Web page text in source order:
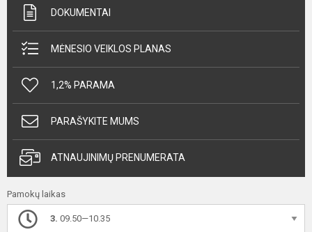
DOKUMENTAI
MĖNESIO VEIKLOS PLANAS
1,2% PARAMA
PARAŠYKITE MUMS
ATNAUJINIMŲ PRENUMERATA
Pamokų laikas
3. 09.50—10.35